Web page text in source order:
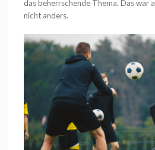
das beherrschende Thema. Das war
nicht anders.